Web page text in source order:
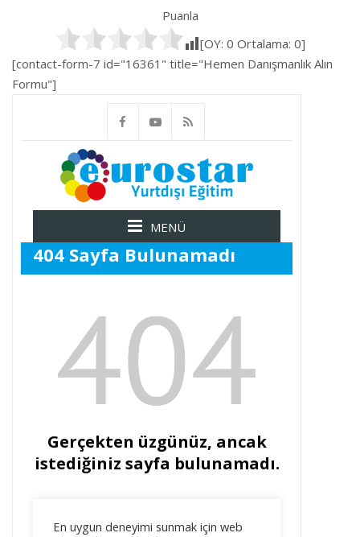
Puanla
[OY: 0 Ortalama: 0]
[contact-form-7 id="16361" title="Hemen Danışmanlık Alın
Formu"]